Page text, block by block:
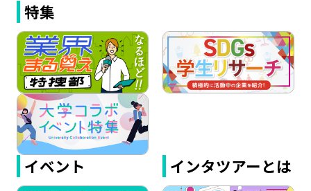
特集
イベント インタツアーとは